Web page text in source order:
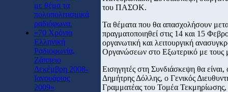
με θέμα τα
πολυπολιτισμικά
ραδιόφωνα.
«70 Χρόνια
Ελληνική
Ραδιοφωνία,
Ζάππειο
Δεκέμβρη 2008-
Ιανουάριος
2009»
του ΠΑΣΟΚ.
Τα θέματα που θα απασχολήσουν
πραγματοποιηθεί στις 14 και 15
οργανωτική και λειτουργική
Οργανώσεων στο Εξωτερικό με τους
Εισηγητές στη Συνδιάσκεψη θα
Δημήτρης Δόλλης, ο Γενικός
Γραμματέας του Τομέα